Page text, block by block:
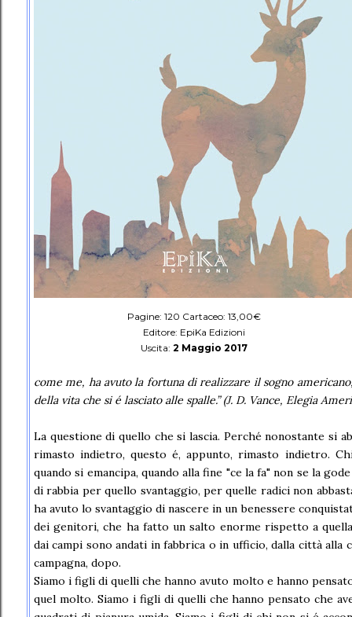
Pagine: 120 Cartaceo: 13,00€
Editore: EpiKa Edizioni
Uscita: 2 Maggio 2017
come me, ha avuto la fortuna di realizzare il sogno
della vita che si é lasciato alle spalle.” (J. D. Vance, Elegia
La questione di quello che si lascia. Perché nonostante si
rimasto indietro, questo é, appunto, rimasto indietro.
quando si emancipa, quando alla fine "ce la fa" non se la
di rabbia per quello svantaggio, per quelle radici non
ha avuto lo svantaggio di nascere in un benessere
dei genitori, che ha fatto un salto enorme rispetto a
dai campi sono andati in fabbrica o in ufficio, dalla città alla
campagna, dopo.
Siamo i figli di quelli che hanno avuto molto e hanno
quel molto. Siamo i figli di quelli che hanno pensato che